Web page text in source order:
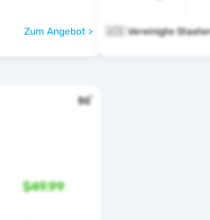
Zum Angebot > 🇺🇸 Vereinigte
$49.99